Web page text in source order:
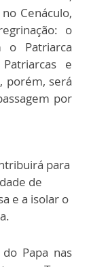
Cenáculo,
o
o Patriarca
e
porém, será
por
para
de
e a isolar o
Papa nas